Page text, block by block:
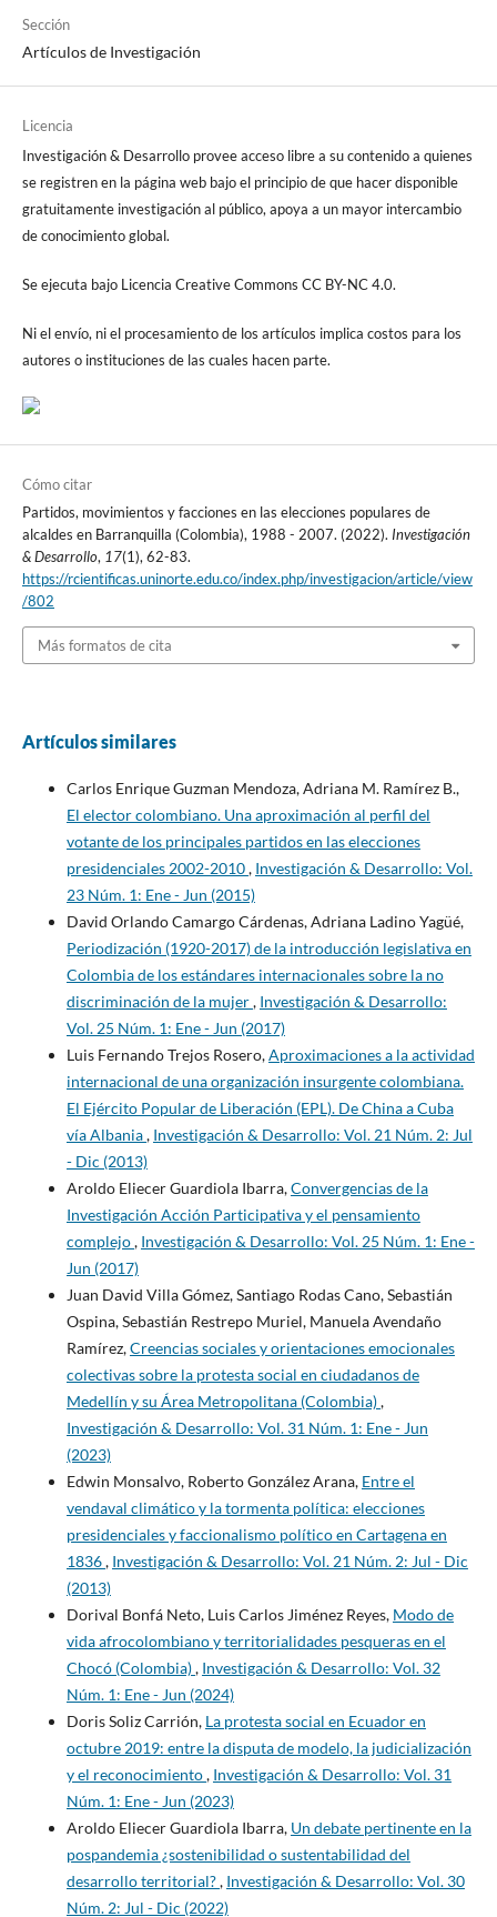
Sección
Artículos de Investigación
Licencia
Investigación & Desarrollo provee acceso libre a su contenido a quienes
se registren en la página web bajo el principio de que hacer disponible
gratuitamente investigación al público, apoya a un mayor intercambio
de conocimiento global.
Se ejecuta bajo Licencia Creative Commons CC BY-NC 4.0.
Ni el envío, ni el procesamiento de los artículos implica costos para los
autores o instituciones de las cuales hacen parte.
Cómo citar
Partidos, movimientos y facciones en las elecciones populares de
alcaldes en Barranquilla (Colombia), 1988 - 2007. (2022). Investigación
& Desarrollo, 17(1), 62-83.
https://rcientificas.uninorte.edu.co/index.php/investigacion/article/view
/802
Más formatos de cita
Artículos similares
Carlos Enrique Guzman Mendoza, Adriana M. Ramírez B.,
El elector colombiano. Una aproximación al perfil del
votante de los principales partidos en las elecciones
presidenciales 2002-2010, Investigación & Desarrollo: Vol.
23 Núm. 1: Ene - Jun (2015)
David Orlando Camargo Cárdenas, Adriana Ladino Yagüé,
Periodización (1920-2017) de la introducción legislativa en
Colombia de los estándares internacionales sobre la no
discriminación de la mujer, Investigación & Desarrollo:
Vol. 25 Núm. 1: Ene - Jun (2017)
Luis Fernando Trejos Rosero,Aproximaciones a la actividad
internacional de una organización insurgente colombiana.
El Ejército Popular de Liberación (EPL). De China a Cuba
vía Albania, Investigación & Desarrollo: Vol. 21 Núm. 2: Jul
- Dic (2013)
Aroldo Eliecer Guardiola Ibarra,Convergencias de la
Investigación Acción Participativa y el pensamiento
complejo, Investigación & Desarrollo: Vol. 25 Núm. 1: Ene -
Jun (2017)
Juan David Villa Gómez, Santiago Rodas Cano, Sebastián
Ospina, Sebastián Restrepo Muriel, Manuela Avendaño
Ramírez,Creencias sociales y orientaciones emocionales
colectivas sobre la protesta social en ciudadanos de
Medellín y su Área Metropolitana (Colombia),
Investigación & Desarrollo: Vol. 31 Núm. 1: Ene - Jun
(2023)
Edwin Monsalvo, Roberto González Arana, Entre el
vendaval climático y la tormenta política: elecciones
presidenciales y faccionalismo político en Cartagena en
1836, Investigación & Desarrollo: Vol. 21 Núm. 2: Jul - Dic
(2013)
Dorival Bonfá Neto, Luis Carlos Jiménez Reyes, Modo de
vida afrocolombiano y territorialidades pesqueras en el
Chocó (Colombia), Investigación & Desarrollo: Vol. 32
Núm. 1: Ene - Jun (2024)
Doris Soliz Carrión, La protesta social en Ecuador en
octubre 2019: entre la disputa de modelo, la judicialización
y el reconocimiento, Investigación & Desarrollo: Vol. 31
Núm. 1: Ene - Jun (2023)
Aroldo Eliecer Guardiola Ibarra, Un debate pertinente en la
pospandemia ¿sostenibilidad o sustentabilidad del
desarrollo territorial?, Investigación & Desarrollo: Vol. 30
Núm. 2: Jul - Dic (2022)